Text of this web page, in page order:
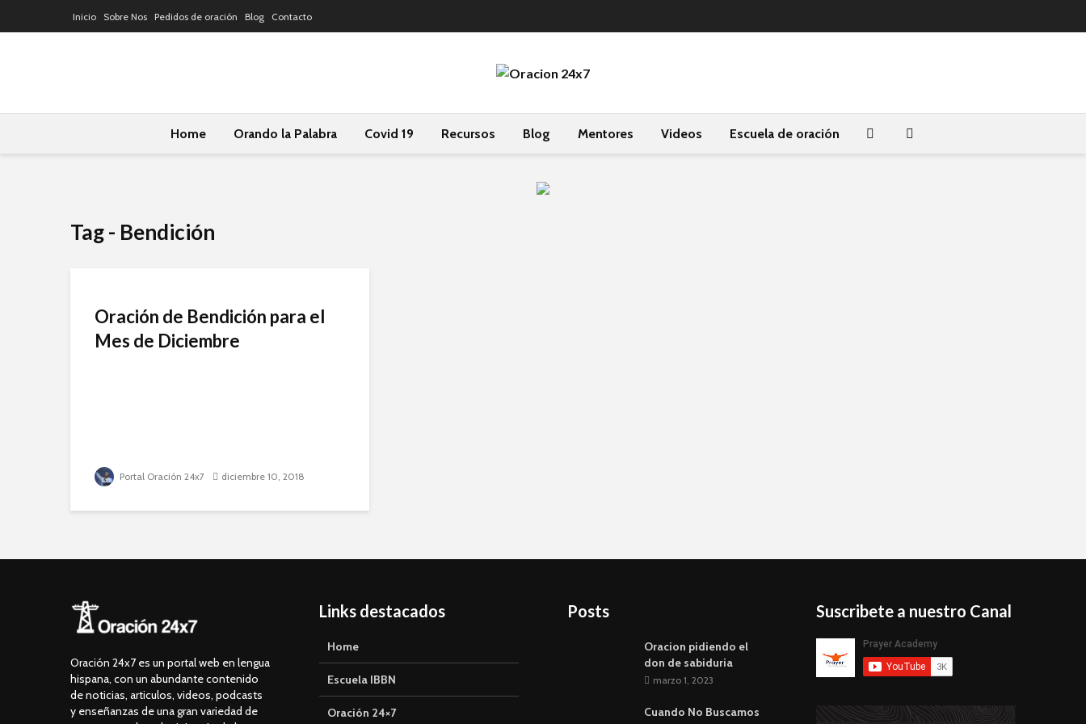
Inicio Sobre Nos Pedidos de oración Blog Contacto
Home Orando la Palabra Covid 19 Recursos Blog Mentores Videos Escuela de oración
Tag - Bendición
Oración de Bendición para el
Mes de Diciembre
Portal Oración 24x7 diciembre 10, 2018
Oración 24x7 es un portal web en lengua
hispana, con un abundante contenido
de noticias, articulos, videos, podcasts
y enseñanzas de una gran variedad de
Links destacados
Home
Escuela IBBN
Oración 24×7
Posts
Oracion pidiendo el
don de sabiduria
marzo 1, 2023
Cuando No Buscamos
Suscribete a nuestro Canal